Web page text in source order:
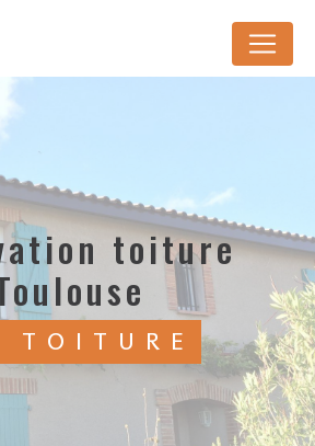
TOITURE
cookies